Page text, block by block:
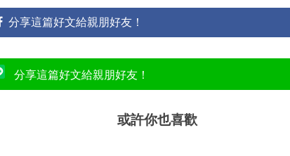
分享這篇好文給親朋好友！
分享這篇好文給親朋好友！
或許你也喜歡